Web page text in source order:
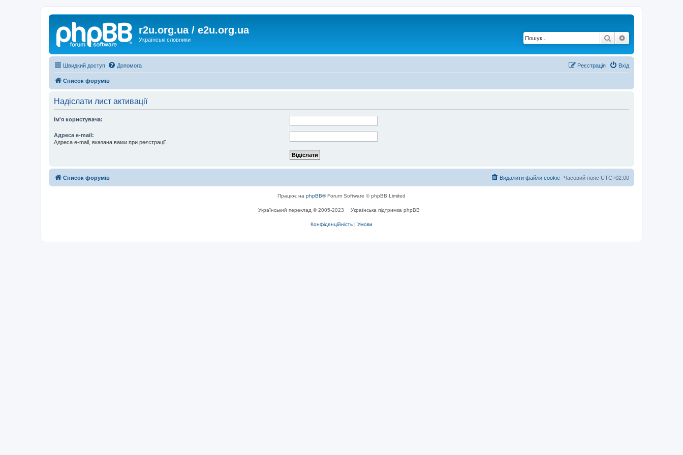
r2u.org.ua / e2u.org.ua
Українські словники Пошук
Швидкий доступ Допомога Вхід
Реєстрація
Список форумів
Надіслати лист активації
Ім'я користувача:
Адреса e-mail:
Адреса e-mail, вказана вами при реєстрації.
Список форумів Часовий пояс UTC+02:00
Видалити файли cookie
Працює на phpBB® Forum Software © phpBB Limited
Український переклад © 2005-2023 Українська підтримка phpBB
Конфіденційність | Умови